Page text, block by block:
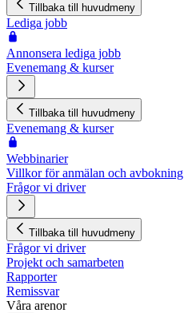
Tillbaka till huvudmeny
Lediga jobb
Annonsera lediga jobb
Evenemang & kurser
Tillbaka till huvudmeny
Evenemang & kurser
Webbinarier
Villkor för anmälan och avbokning
Frågor vi driver
Tillbaka till huvudmeny
Frågor vi driver
Projekt och samarbeten
Rapporter
Remissvar
Våra arenor